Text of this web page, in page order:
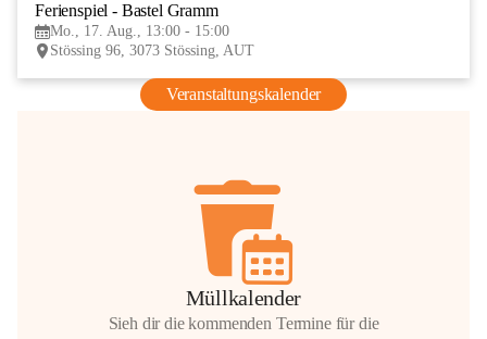
Ferienspiel - Bastel Gramm
Mo., 17. Aug., 13:00 - 15:00
Stössing 96, 3073 Stössing, AUT
Veranstaltungskalender
Müllkalender
Sieh dir die kommenden Termine für die